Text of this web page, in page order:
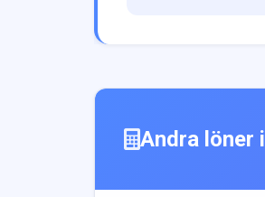
Andra löner i